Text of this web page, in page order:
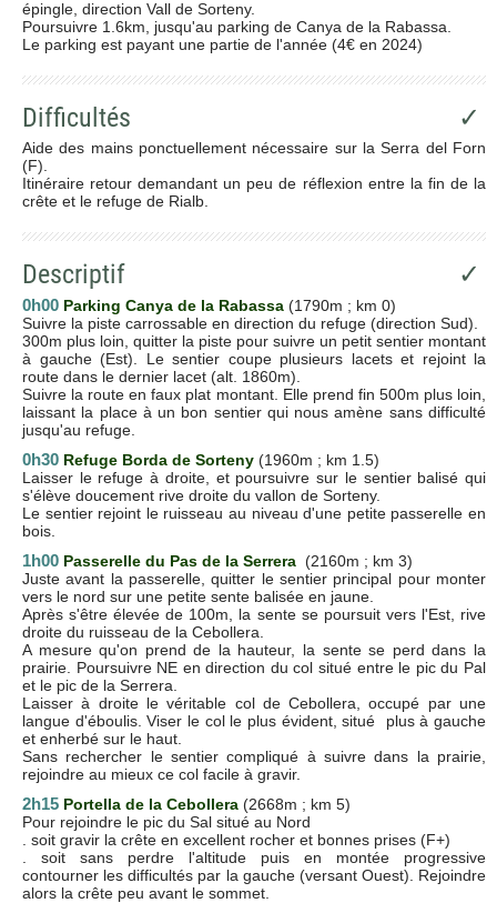
épingle, direction Vall de Sorteny.
Poursuivre 1.6km, jusqu'au parking de Canya de la Rabassa.
Le parking est payant une partie de l'année (4€ en 2024)
Difficultés ✓
Aide des mains ponctuellement nécessaire sur la Serra del Forn
(F).
Itinéraire retour demandant un peu de réflexion entre la fin de la
crête et le refuge de Rialb.
Descriptif ✓
0h00 Parking Canya de la Rabassa (1790m ; km 0)
Suivre la piste carrossable en direction du refuge (direction Sud).
300m plus loin, quitter la piste pour suivre un petit sentier montant
à gauche (Est). Le sentier coupe plusieurs lacets et rejoint la
route dans le dernier lacet (alt. 1860m).
Suivre la route en faux plat montant. Elle prend fin 500m plus loin,
laissant la place à un bon sentier qui nous amène sans difficulté
jusqu'au refuge.
0h30 Refuge Borda de Sorteny (1960m ; km 1.5)
Laisser le refuge à droite, et poursuivre sur le sentier balisé qui
s'élève doucement rive droite du vallon de Sorteny.
Le sentier rejoint le ruisseau au niveau d'une petite passerelle en
bois.
1h00 Passerelle du Pas de la Serrera (2160m ; km 3)
Juste avant la passerelle, quitter le sentier principal pour monter
vers le nord sur une petite sente balisée en jaune.
Après s'être élevée de 100m, la sente se poursuit vers l'Est, rive
droite du ruisseau de la Cebollera.
A mesure qu'on prend de la hauteur, la sente se perd dans la
prairie. Poursuivre NE en direction du col situé entre le pic du Pal
et le pic de la Serrera.
Laisser à droite le véritable col de Cebollera, occupé par une
langue d'éboulis. Viser le col le plus évident, situé plus à gauche
et enherbé sur le haut.
Sans rechercher le sentier compliqué à suivre dans la prairie,
rejoindre au mieux ce col facile à gravir.
2h15 Portella de la Cebollera (2668m ; km 5)
Pour rejoindre le pic du Sal situé au Nord
. soit gravir la crête en excellent rocher et bonnes prises (F+)
. soit sans perdre l'altitude puis en montée progressive
contourner les difficultés par la gauche (versant Ouest). Rejoindre
alors la crête peu avant le sommet.